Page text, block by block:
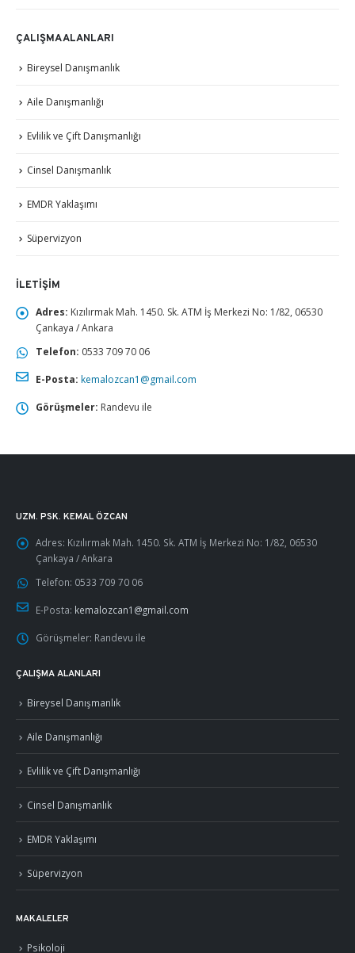
ÇALIŞMA ALANLARI
Bireysel Danışmanlık
Aile Danışmanlığı
Evlilik ve Çift Danışmanlığı
Cinsel Danışmanlık
EMDR Yaklaşımı
Süpervizyon
İLETIŞIM
Adres: Kızılırmak Mah. 1450. Sk. ATM İş Merkezi No: 1/82, 06530
Çankaya / Ankara
Telefon: 0533 709 70 06
E-Posta: kemalozcan1@gmail.com
Görüşmeler: Randevu ile
UZM. PSK. KEMAL ÖZCAN
Adres: Kızılırmak Mah. 1450. Sk. ATM İş Merkezi No: 1/82, 06530
Çankaya / Ankara
Telefon: 0533 709 70 06
E-Posta: kemalozcan1@gmail.com
Görüşmeler: Randevu ile
ÇALIŞMA ALANLARI
Bireysel Danışmanlık
Aile Danışmanlığı
Evlilik ve Çift Danışmanlığı
Cinsel Danışmanlık
EMDR Yaklaşımı
Süpervizyon
MAKALELER
Psikoloji